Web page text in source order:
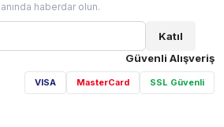
haberdar olun.
Katıl
Güvenli Alışveriş
VISA MasterCard SSL Güvenli